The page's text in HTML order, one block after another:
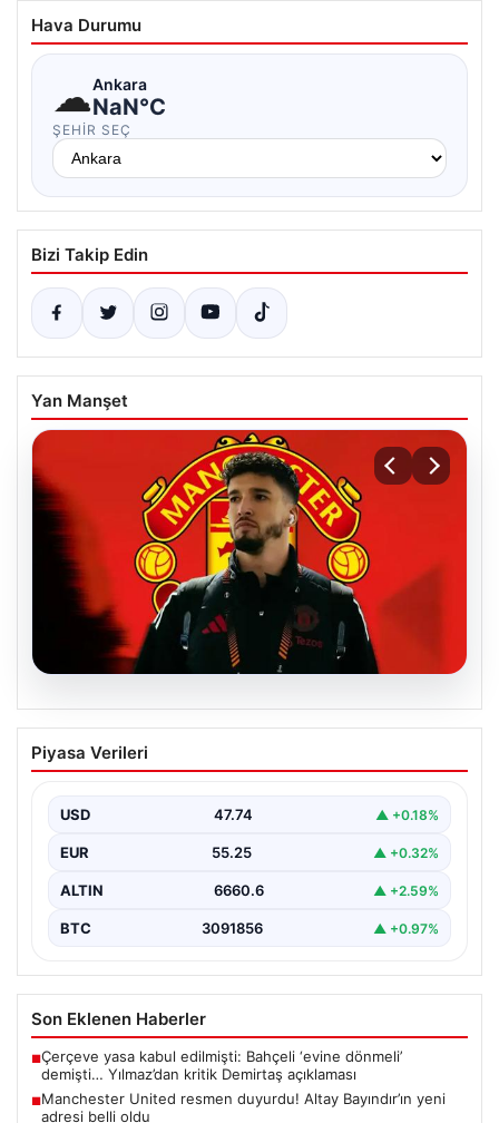
Hava Durumu
☁Ankara
NaN°C
ŞEHIR SEÇ
Bizi Takip Edin
Yan Manşet
07.08.2026
Manchester United resmen duyurdu!
Altay Bayındır’ın yeni adresi belli oldu
Piyasa Verileri
USD 47.74 ▲ +0.18%
EUR 55.25 ▲ +0.32%
ALTIN 6660.6 ▲ +2.59%
BTC 3091856 ▲ +0.97%
Son Eklenen Haberler
■Çerçeve yasa kabul edilmişti: Bahçeli ‘evine dönmeli’
demişti… Yılmaz’dan kritik Demirtaş açıklaması
■Manchester United resmen duyurdu! Altay Bayındır’ın yeni
adresi belli oldu